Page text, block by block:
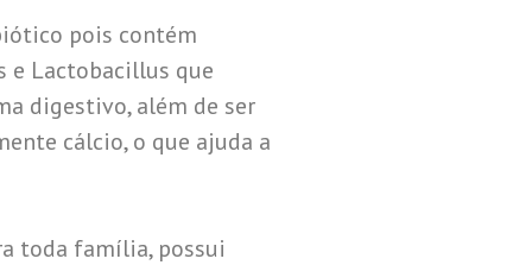
pois contém
e Lactobacillus que
digestivo, além de ser
cálcio, o que ajuda a
toda família, possui